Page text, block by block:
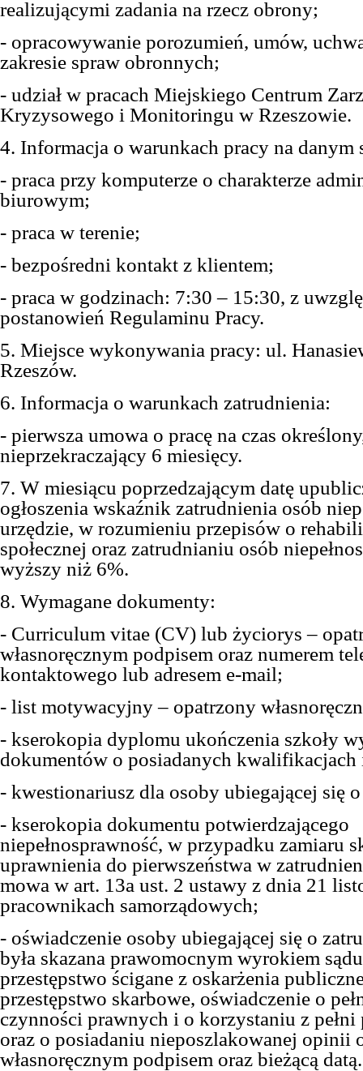
realizującymi zadania na rzecz obrony;
- opracowywanie porozumień, umów,
zakresie spraw obronnych;
- udział w pracach Miejskiego Centrum
Kryzysowego i Monitoringu w Rzeszowie.
4. Informacja o warunkach pracy na danym
- praca przy komputerze o charakterze
biurowym;
- praca w terenie;
- bezpośredni kontakt z klientem;
- praca w godzinach: 7:30 – 15:30, z
postanowień Regulaminu Pracy.
5. Miejsce wykonywania pracy: ul.
Rzeszów.
6. Informacja o warunkach zatrudnienia:
- pierwsza umowa o pracę na czas
nieprzekraczający 6 miesięcy.
7. W miesiącu poprzedzającym datę
ogłoszenia wskaźnik zatrudnienia osób
urzędzie, w rozumieniu przepisów o
społecznej oraz zatrudnianiu osób
wyższy niż 6%.
8. Wymagane dokumenty:
- Curriculum vitae (CV) lub życiorys –
własnoręcznym podpisem oraz numerem
kontaktowego lub adresem e-mail;
- list motywacyjny – opatrzony
- kserokopia dyplomu ukończenia szkoły
dokumentów o posiadanych kwalifikacjach
- kwestionariusz dla osoby ubiegającej się
- kserokopia dokumentu potwierdzającego
niepełnosprawność, w przypadku zamiaru
uprawnienia do pierwszeństwa w
mowa w art. 13a ust. 2 ustawy z dnia 21
pracownikach samorządowych;
- oświadczenie osoby ubiegającej się o
była skazana prawomocnym wyrokiem
przestępstwo ścigane z oskarżenia
przestępstwo skarbowe, oświadczenie o
czynności prawnych i o korzystaniu z
oraz o posiadaniu nieposzlakowanej opinii
własnoręcznym podpisem oraz bieżącą datą.